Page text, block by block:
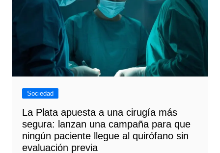
Sociedad
La Plata apuesta a una cirugía más
segura: lanzan una campaña para que
ningún paciente llegue al quirófano sin
evaluación previa